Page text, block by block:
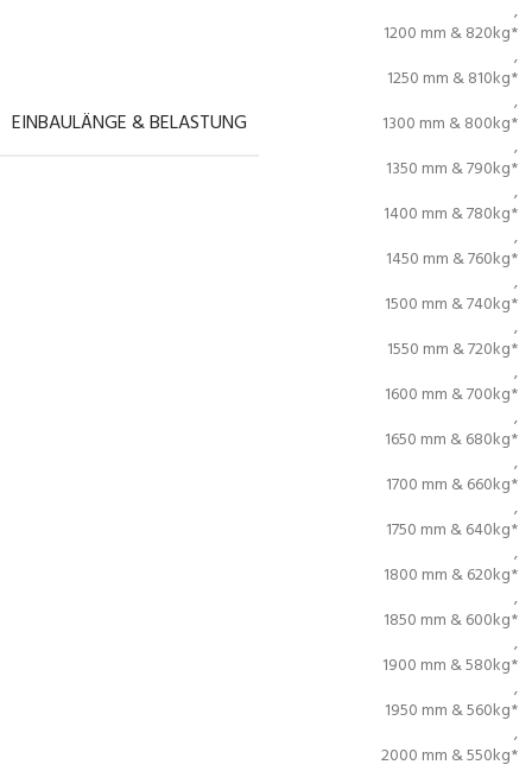
EINBAULÄNGE & BELASTUNG
,
1200 mm & 820kg*
,
1250 mm & 810kg*
,
1300 mm & 800kg*
,
1350 mm & 790kg*
,
1400 mm & 780kg*
,
1450 mm & 760kg*
,
1500 mm & 740kg*
,
1550 mm & 720kg*
,
1600 mm & 700kg*
,
1650 mm & 680kg*
,
1700 mm & 660kg*
,
1750 mm & 640kg*
,
1800 mm & 620kg*
,
1850 mm & 600kg*
,
1900 mm & 580kg*
,
1950 mm & 560kg*
,
2000 mm & 550kg*